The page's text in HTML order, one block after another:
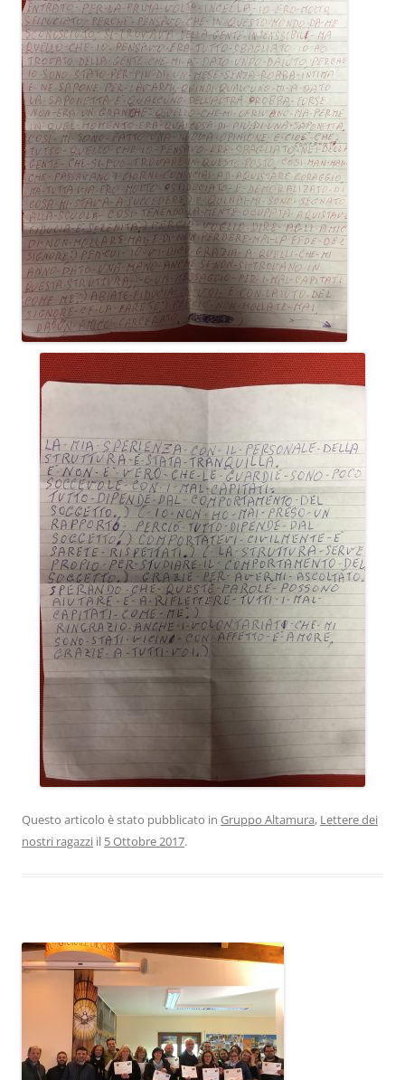
Questo articolo è stato pubblicato in Gruppo Altamura, Lettere dei
nostri ragazzi il 5 Ottobre 2017.